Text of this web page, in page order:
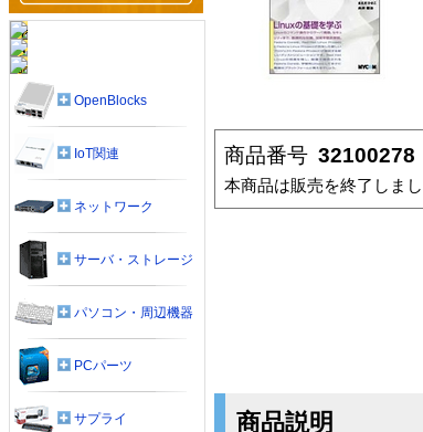
商品番号 32100278
本商品は販売を終了しま
商品説明
OpenBlocks
IoT関連
ネットワーク
サーバ・ストレージ
パソコン・周辺機器
PCパーツ
サプライ